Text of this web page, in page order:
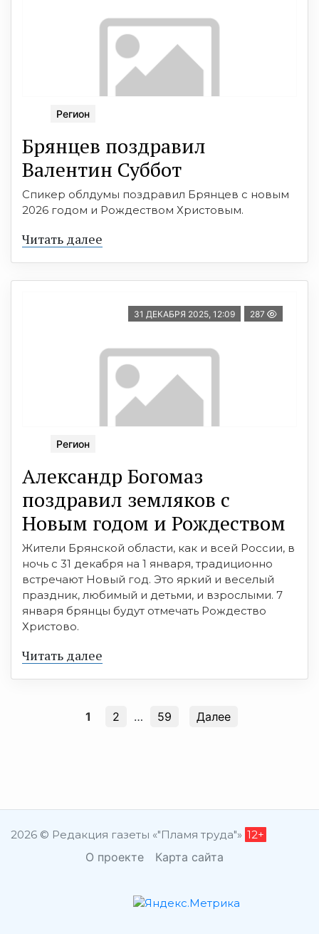
Регион
Брянцев поздравил
Валентин Суббот
Спикер облдумы поздравил Брянцев с новым
2026 годом и Рождеством Христовым.
Читать далее
31 ДЕКАБРЯ 2025, 12:09 287
Регион
Александр Богомаз
поздравил земляков с
Новым годом и Рождеством
Жители Брянской области, как и всей России, в
ночь с 31 декабря на 1 января, традиционно
встречают Новый год. Это яркий и веселый
праздник, любимый и детьми, и взрослыми. 7
января брянцы будут отмечать Рождество
Христово.
Читать далее
1 2 … 59 Далее
2026 © Редакция газеты «"Пламя труда"» 12+
О проекте Карта сайта